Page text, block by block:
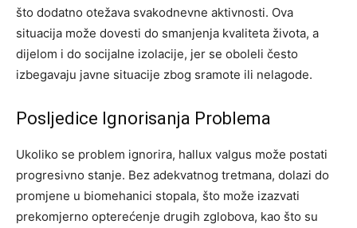
što dodatno otežava svakodnevne aktivnosti. Ova
situacija može dovesti do smanjenja kvaliteta života, a
dijelom i do socijalne izolacije, jer se oboleli često
izbegavaju javne situacije zbog sramote ili nelagode.
Posljedice Ignorisanja Problema
Ukoliko se problem ignorira, hallux valgus može postati
progresivno stanje. Bez adekvatnog tretmana, dolazi do
promjene u biomehanici stopala, što može izazvati
prekomjerno opterećenje drugih zglobova, kao što su